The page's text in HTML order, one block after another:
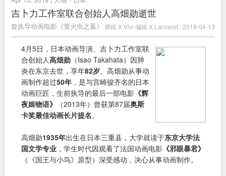
吉卜力工作室联合创始人高畑勋逝世
曾执导动画电影《萤火虫之墓》 撰稿 X Vivi 编辑 X Lancelot / 2018-04-13
4月5日，日本动画导演、吉卜力工作室联
合创始人高畑勋 （Isao Takahata）因肺
炎在东京去世，享年82岁。高畑勋从事动
画制作超过50年 ，是与宫崎骏齐名的日本
动画巨匠，生前执导的最后一部电影 《辉
夜姬物语》
（2013年）曾获第87届奥斯
卡奖最佳动画长片提名。
高畑勋1935年出生在日本三重县，大学就读于东京大学法
国文学专业 ，学生时代因观看了法国动画电影 《邪眼暴君》
（《国王与小鸟》原型）深受感动，决心从事动画制作。